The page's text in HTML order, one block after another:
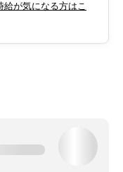
が気になる方はこ